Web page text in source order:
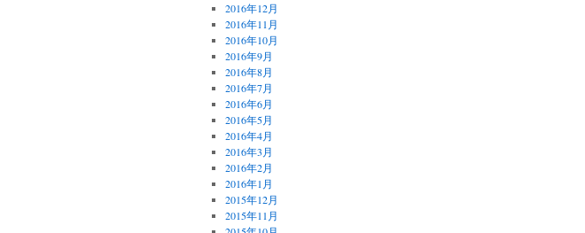
2016年12月
2016年11月
2016年10月
2016年9月
2016年8月
2016年7月
2016年6月
2016年5月
2016年4月
2016年3月
2016年2月
2016年1月
2015年12月
2015年11月